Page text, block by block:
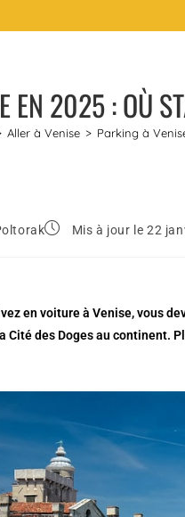
EN 2025 : OÙ
Aller à Venise > Parking à
Mis à jour le 22
en voiture à Venise, vous
Cité des Doges au continent.